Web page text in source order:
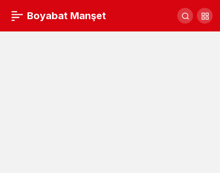
Boyabat Manşet
“Bilinçli Tüketim ve Tüketici Hakları”